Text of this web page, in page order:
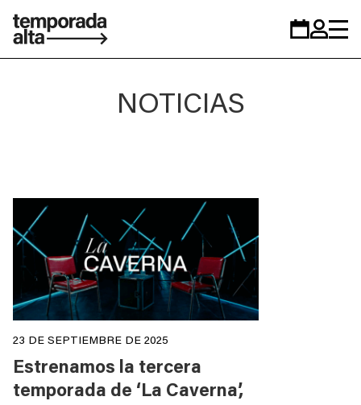
Temporada
personal
NOTICIAS
23 DE SEPTIEMBRE DE 2025
Estrenamos la tercera
temporada de ‘La Caverna’,